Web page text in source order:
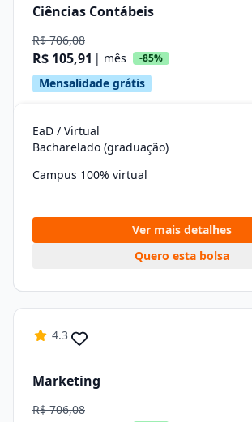
Ciências Contábeis
R$ 706,08
R$ 105,91 | mês -85%
Mensalidade grátis
EaD / Virtual
Bacharelado (graduação)
Campus 100% virtual
Ver mais detalhes
Quero esta bolsa
4.3
Marketing
R$ 706,08